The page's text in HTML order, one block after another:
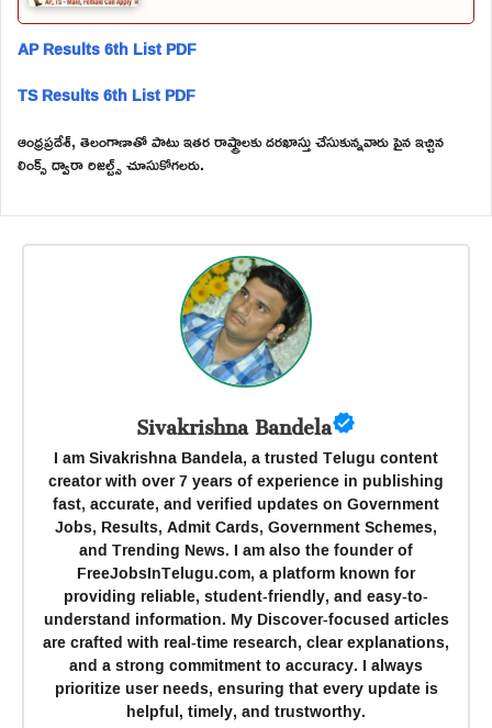
AP Results 6th List PDF
TS Results 6th List PDF
ఆంధ్రప్రదేశ్, తెలంగాణాతో పాటు ఇతర రాష్ట్రాలకు దరఖాస్తు చేసుకున్నవారు పైన ఇచ్చిన
లింక్స్ ద్వారా రిజల్ట్స్ చూసుకోగలరు.
Sivakrishna Bandela
I am Sivakrishna Bandela, a trusted Telugu content
creator with over 7 years of experience in publishing
fast, accurate, and verified updates on Government
Jobs, Results, Admit Cards, Government Schemes,
and Trending News. I am also the founder of
FreeJobsInTelugu.com, a platform known for
providing reliable, student-friendly, and easy-to-
understand information. My Discover-focused articles
are crafted with real-time research, clear explanations,
and a strong commitment to accuracy. I always
prioritize user needs, ensuring that every update is
helpful, timely, and trustworthy.